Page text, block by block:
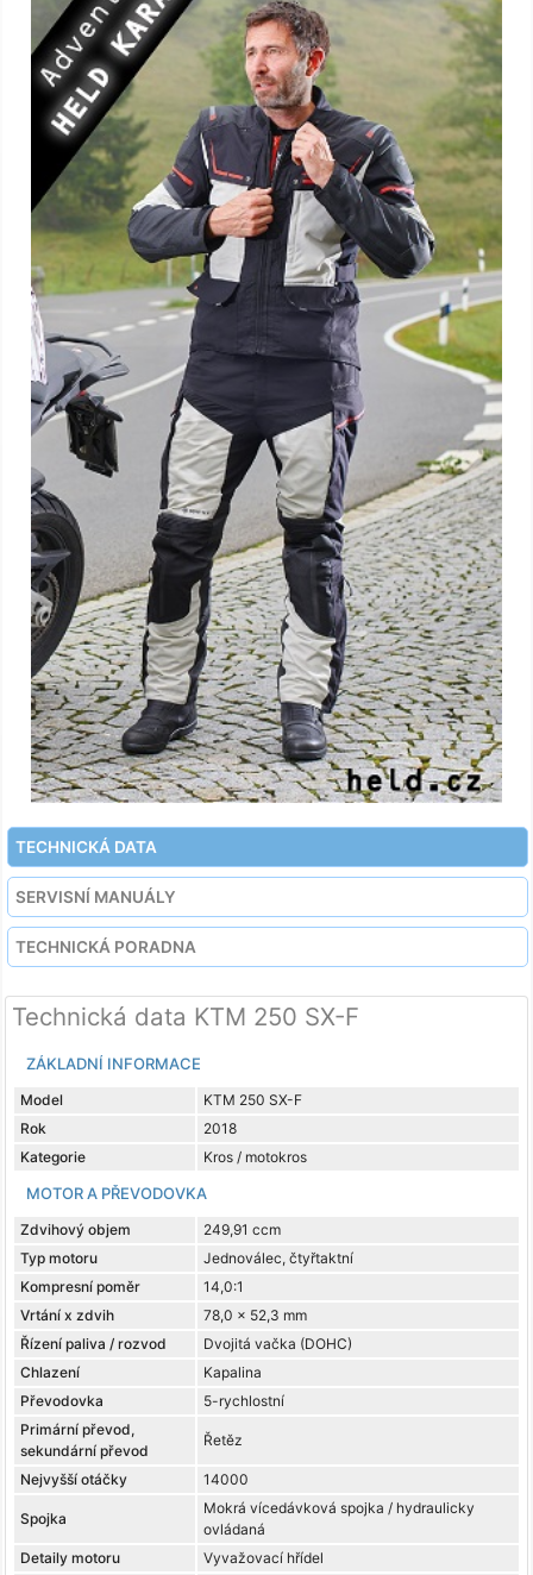
TECHNICKÁ DATA
SERVISNÍ MANUÁLY
TECHNICKÁ PORADNA
Technická data KTM 250 SX-F
ZÁKLADNÍ INFORMACE
Model
KTM 250 SX-F
Rok
2018
Kategorie
Kros / motokros
MOTOR A PŘEVODOVKA
Zdvihový objem
249,91 ccm
Typ motoru
Jednoválec, čtyřtaktní
Kompresní poměr
14,0:1
Vrtání x zdvih
78,0 x 52,3 mm
Řízení paliva / rozvod
Dvojitá vačka (DOHC)
Chlazení
Kapalina
Převodovka
5-rychlostní
Primární převod,
sekundární převod
Řetěz
Nejvyšší otáčky 14000
Spojka
Mokrá vícedávková spojka / hydraulicky
ovládaná
Detaily motoru
Vyvažovací hřídel